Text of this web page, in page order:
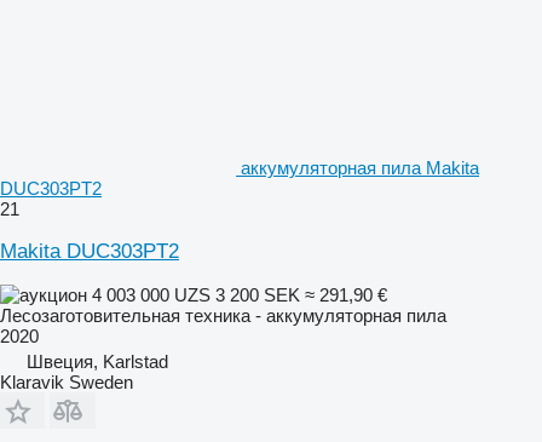
аккумуляторная пила Makita
DUC303PT2
21
Makita DUC303PT2
4 003 000 UZS 3 200 SEK ≈ 291,90 €
Лесозаготовительная техника - аккумуляторная пила
2020
Швеция, Karlstad
Klaravik Sweden